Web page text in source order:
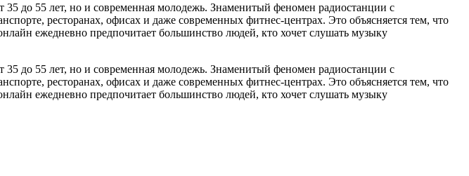
до 55 лет, но и современная молодежь. Знаменитый феномен радиостанции с
ресторанах, офисах и даже современных фитнес-центрах. Это объясняется тем, что
ежедневно предпочитает большинство людей, кто хочет слушать музыку
до 55 лет, но и современная молодежь. Знаменитый феномен радиостанции с
ресторанах, офисах и даже современных фитнес-центрах. Это объясняется тем, что
ежедневно предпочитает большинство людей, кто хочет слушать музыку